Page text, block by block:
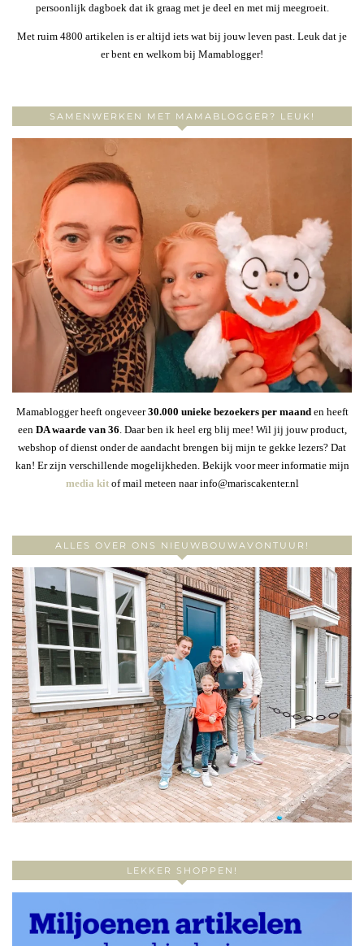
persoonlijk dagboek dat ik graag met je deel en met mij meegroeit.
Met ruim 4800 artikelen is er altijd iets wat bij jouw leven past. Leuk dat je
er bent en welkom bij Mamablogger!
SAMENWERKEN MET MAMABLOGGER? LEUK!
Mamablogger heeft ongeveer30.000 unieke bezoekers per maanden heeft
een DA waarde van 36. Daar ben ik heel erg blij mee! Wil jij jouw product,
webshop of dienst onder de aandacht brengen bij mijn te gekke lezers? Dat
kan! Er zijn verschillende mogelijkheden. Bekijk voor meer informatie mijn
media kitof mail meteen naar info@mariscakenter.nl
ALLES OVER ONS NIEUWBOUWAVONTUUR!
LEKKER SHOPPEN!